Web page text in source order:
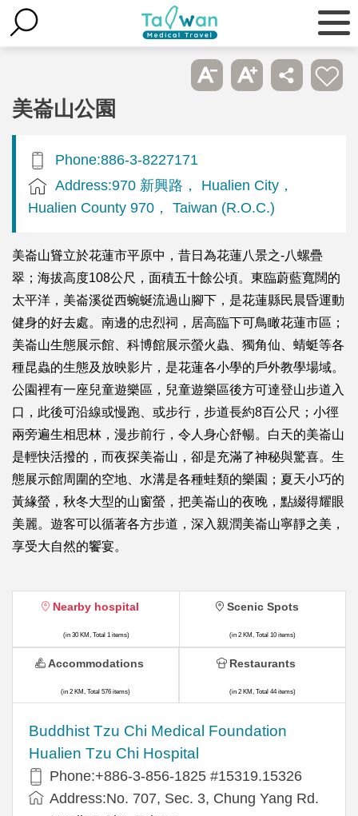
美崙山公園
Phone:886-3-8227171
Address:970 新興路， Hualien City，
Hualien County 970， Taiwan (R.O.C.)
美崙山聳立於花蓮市平原中，昔日為花蓮八景之-八螺疊
翠；海拔高度108公尺，面積五十餘公頃。東臨蔚藍寬闊的
太平洋，美崙溪從西蜿蜒流過山腳下，是花蓮縣民晨昏運動
健身的好去處。南邊的忠烈祠，居高臨下可鳥瞰花蓮市區；
美崙山生態展示館、科博館展示螢火蟲、獨角仙、蜻蜓等各
種昆蟲的生態及放映影片，是花蓮各小學的戶外教學場域。
公園裡有一座兒童遊樂區，兒童遊樂區後方可達登山步道入
口，此後可沿線或慢跑、或步行，步道長約8百公尺；小徑
兩旁遍生相思林，漫步前行，令人身心舒暢。白天的美崙山
是輕快活撥的，而夜探美崙山，卻是充滿了神秘與驚喜。生
態展示館周圍的空地、水溝是各種蛙類的樂園；夏天小巧的
黃緣螢，秋冬大型的山窗螢，把美崙山的夜晚，點綴得耀眼
美麗。遊客可以循著各方步道，深入親潤美崙山寧靜之美，
享受大自然的饗宴。
Nearby hospital
(in 30 KM, Total 1 items)
Buddhist Tzu Chi Medical Foundation
Hualien Tzu Chi Hospital
Phone:+886-3-856-1825 #15319.15326
Address:No. 707, Sec. 3, Chung Yang Rd.
Scenic Spots
(in 2 KM, Total 10 items)
Accommodations
(in 2 KM, Total 576 items)
Restaurants
(in 2 KM, Total 44 items)